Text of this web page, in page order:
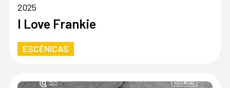
2025
I Love Frankie
ESCÉNICAS